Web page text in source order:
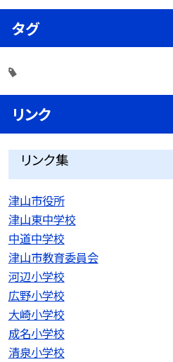
タグ
リンク
リンク集
津山市役所
津山東中学校
中道中学校
津山市教育委員会
河辺小学校
広野小学校
大崎小学校
成名小学校
清泉小学校